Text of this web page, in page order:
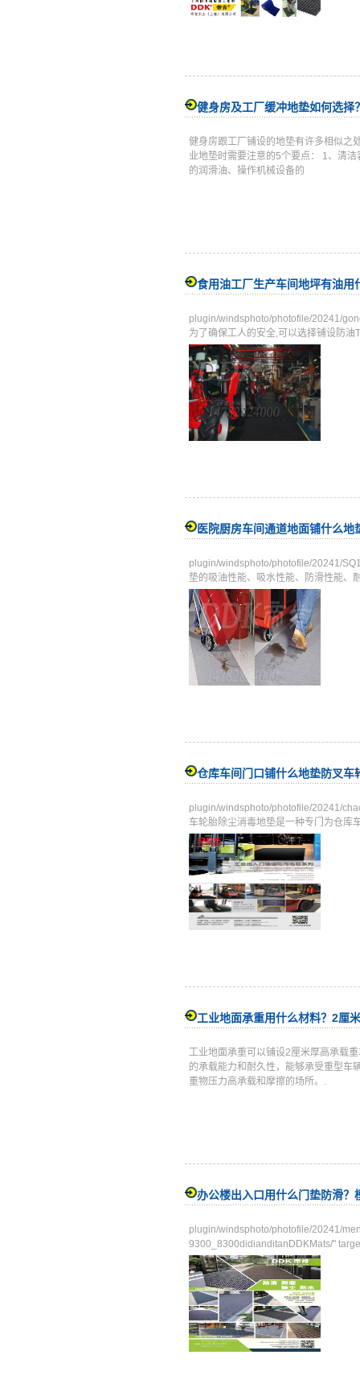
健身房及工厂缓冲地垫如何选择
健身房跟工厂铺设的地垫有许多相似之
业地垫时需要注意的5个要点： 1、清
的润滑油、操作机械设备的
食用油工厂生产车间地坪有油用
plugin/windsphoto/photofile/20241/
为了确保工人的安全,可以选择铺设防油
医院厨房车间通道地面铺什么
plugin/windsphoto/photofile/20241/
垫的吸油性能、吸水性能、防滑性能、
仓库车间门口铺什么地垫防叉
plugin/windsphoto/photofile/20241/
车轮胎除尘消毒地垫是一种专门为仓库
工业地面承重用什么材料？2厘
工业地面承重可以铺设2厘米厚高承载
的承载能力和耐久性，能够承受重型车
重物压力高承载和摩擦的场所。.
办公楼出入口用什么门垫防滑？
plugin/windsphoto/photofile/20241/
9300_8300didianditanDDKMats/"